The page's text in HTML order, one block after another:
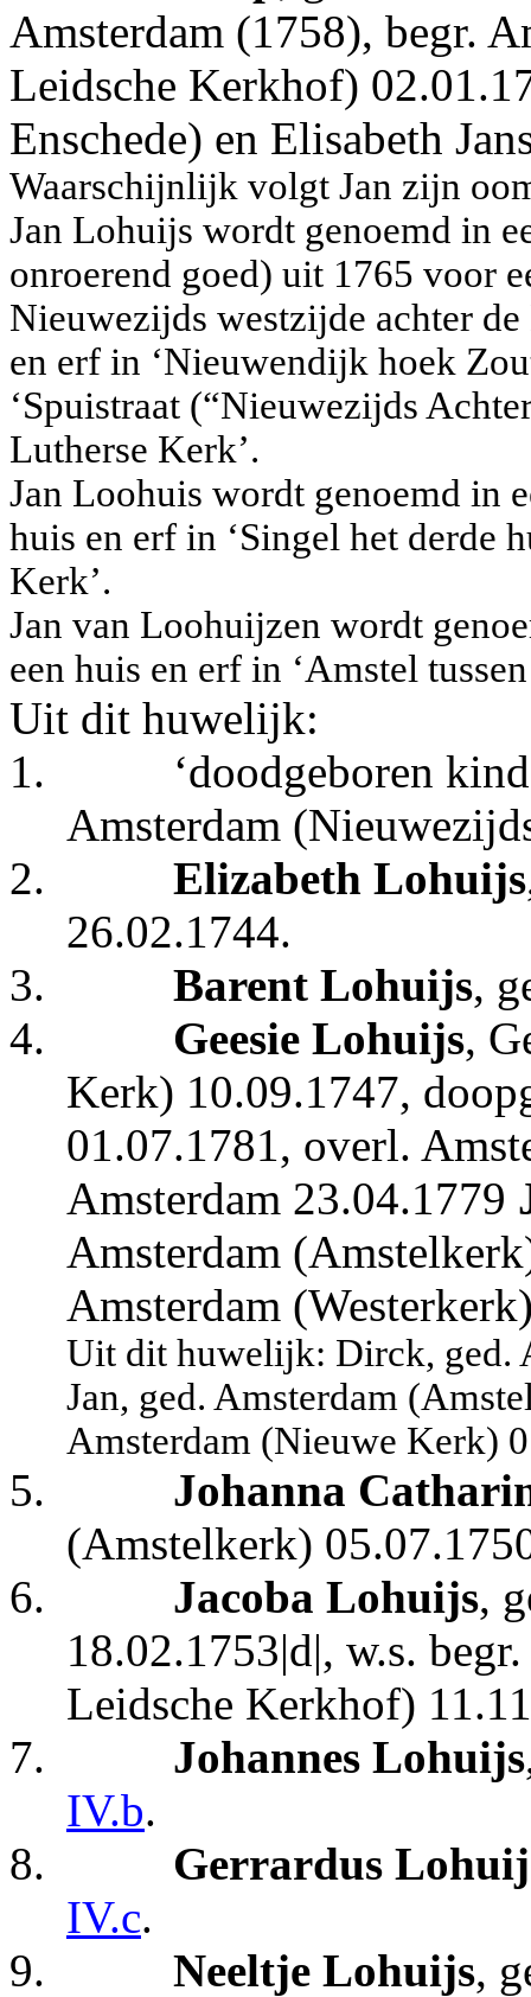
Amsterdam (1758), begr.
Leidsche Kerkhof)
Enschede) en Elisabeth
Waarschijnlijk volgt Jan zijn
Jan Lohuijs wordt genoemd in
onroerend goed) uit 1765 voor
Nieuwezijds westzijde achter
en erf in ‘Nieuwendijk hoek
‘Spuistraat (“Nieuwezijds
Lutherse Kerk’.
Jan Loohuis wordt genoemd in
huis en erf in ‘Singel het derde
Kerk’.
Jan van Loohuijzen wordt
een huis en erf in ‘Amstel
Uit dit huwelijk:
1.
‘doodgeboren
Amsterdam
2.
Elizabeth Lohuijs
26.02.1744.
3.
Barent Lohuijs,
4.
Geesie Lohuijs,
Kerk) 10.09.1747,
01.07.1781, overl.
Amsterdam 23.04.1779
Amsterdam
Amsterdam
Uit dit huwelijk: Dirck, ged.
Jan, ged. Amsterdam
Amsterdam (Nieuwe Kerk)
5.
Johanna
(Amstelkerk)
6.
Jacoba Lohuijs,
18.02.1753|d|, w.s.
Leidsche Kerkhof)
7.
Johannes Lohuijs
IV.b.
8.
Gerrardus
IV.c.
9.
Neeltje Lohuijs,